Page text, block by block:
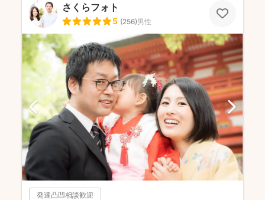
さくらフォト
5 (256)男性
発達凸凹相談歓迎